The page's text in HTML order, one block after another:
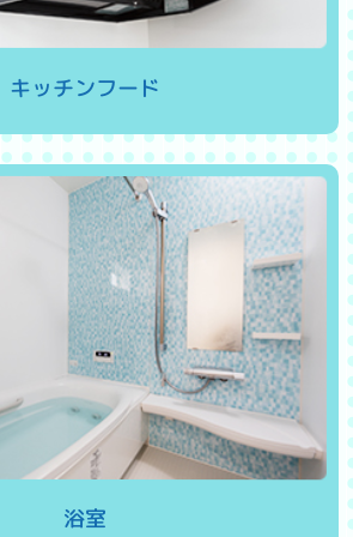
キッチンフード
浴室